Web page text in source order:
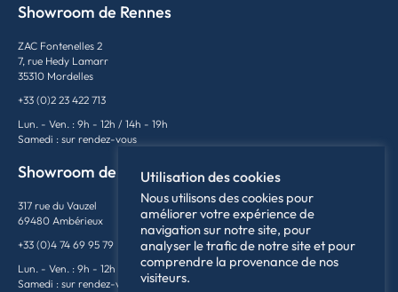
Showroom de Rennes
ZAC Fontenelles 2
7, rue Hedy Lamarr
35310 Mordelles
+33 (0)2 23 422 713
Lun. - Ven. : 9h - 12h / 14h - 19h
Samedi : sur rendez-vous
Showroom de Lyon
317 rue du Vauzel
69480 Ambérieux
+33 (0)4 74 69 95 79
Lun. - Ven. : 9h - 12h / 14h - 18h
Samedi : sur rendez-vous
Utilisation des cookies
Nous utilisons des cookies pour
améliorer votre expérience de
navigation sur notre site, pour
analyser le trafic de notre site et pour
comprendre la provenance de nos
visiteurs.